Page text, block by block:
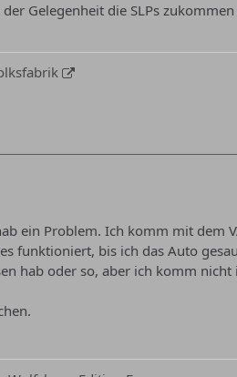
Gelegenheit die SLPs
ein Problem. Ich komm mit dem
funktioniert, bis ich das Auto
hab oder so, aber ich komm nicht